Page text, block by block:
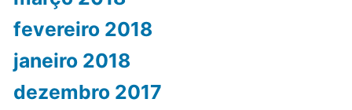
fevereiro 2018
janeiro 2018
dezembro 2017